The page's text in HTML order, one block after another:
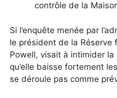
contrôle de la
Si l’enquête menée par
le président de la Réserve
Powell, visait à intimider
qu’elle baisse fortement
se déroule pas comme